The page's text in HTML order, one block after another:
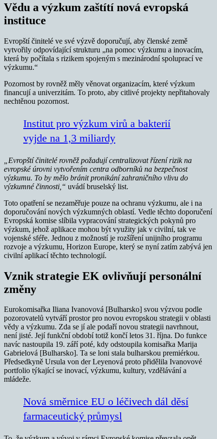
Vědu a výzkum zaštítí nová evropská
instituce
Evropští činitelé ve své výzvě doporučují, aby členské země
vytvořily odpovídající strukturu „na pomoc výzkumu a inovacím,
která by počítala s rizikem spojeným s mezinárodní spoluprací ve
výzkumu.“
Pozornost by rovněž měly věnovat organizacím, které výzkum
financují a univerzitám. To proto, aby citlivé projekty nepřitahovaly
nechtěnou pozornost.
Institut pro výzkum virů a bakterií
vyjde na 1,3 miliardy
„Evropští činitelé rovněž požadují centralizovat řízení rizik na
evropské úrovni vytvořením centra odborníků na bezpečnost
výzkumu. To by mělo bránit pronikání zahraničního vlivu do
výzkumné činnosti,“ uvádí bruselský list.
Toto opatření se nezaměřuje pouze na ochranu výzkumu, ale i na
doporučování nových výzkumných oblastí. Vedle těchto doporučení
Evropská komise slíbila vypracování strategických pokynů pro
výzkum, jehož aplikace mohou být využity jak v civilní, tak ve
vojenské sféře. Jednou z možností je rozšíření unijního programu
rozvoje a výzkumu, Horizon Europe, který se nyní zatím zabývá jen
civilní aplikací těchto technologií.
Vznik strategie EK ovlivňují personální
změny
Eurokomisařka Iliana Ivanovová [Bulharsko] svou výzvou podle
pozorovatelů vytváří prostor pro novou evropskou strategii v oblasti
vědy a výzkumu. Zda se jí ale podaří novou strategii navrhnout,
není jisté. Její funkční období totiž končí letos 31. října. Do funkce
navíc nastoupila 19. září poté, kdy odstoupila komisařka Marija
Gabrielová [Bulharsko]. Ta se loni stala bulharskou premiérkou.
Předsedkyně Ursula von der Leyenová proto přidělila Ivanovové
portfolio týkající se inovací, výzkumu, kultury, vzdělávání a
mládeže.
Nová směrnice EU o léčivech dál děsí
farmaceutický průmysl